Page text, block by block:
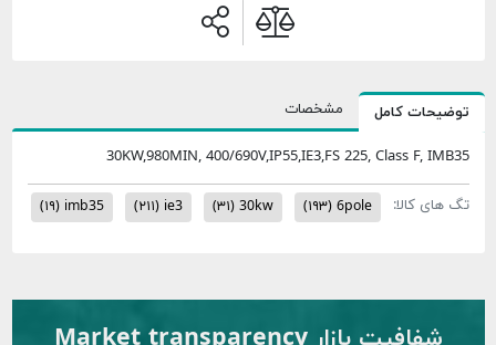
کامل مشخصات
30KW,980MIN, 400/690V,IP55,IE3,FS 225, Class
6pole (۱۹۳) 30kw (۳۱) ie3 (۲۱۱) imb35 (۱۹)